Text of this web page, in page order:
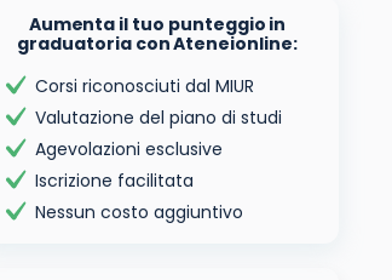
Aumenta il tuo punteggio in
graduatoria con Ateneionline:
Corsi riconosciuti dal MIUR
Valutazione del piano di studi
Agevolazioni esclusive
Iscrizione facilitata
Nessun costo aggiuntivo